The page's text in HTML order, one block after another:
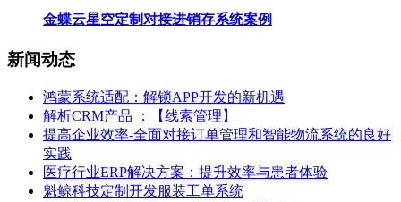
金蝶云星空定制对接进销存系统案例
新闻动态
鸿蒙系统适配：解锁APP开发的新机遇
解析CRM产品 ：【线索管理】
提高企业效率-全面对接订单管理和智能物流系统的良好
实践
医疗行业ERP解决方案：提升效率与患者体验
魁鲸科技定制开发服装工单系统